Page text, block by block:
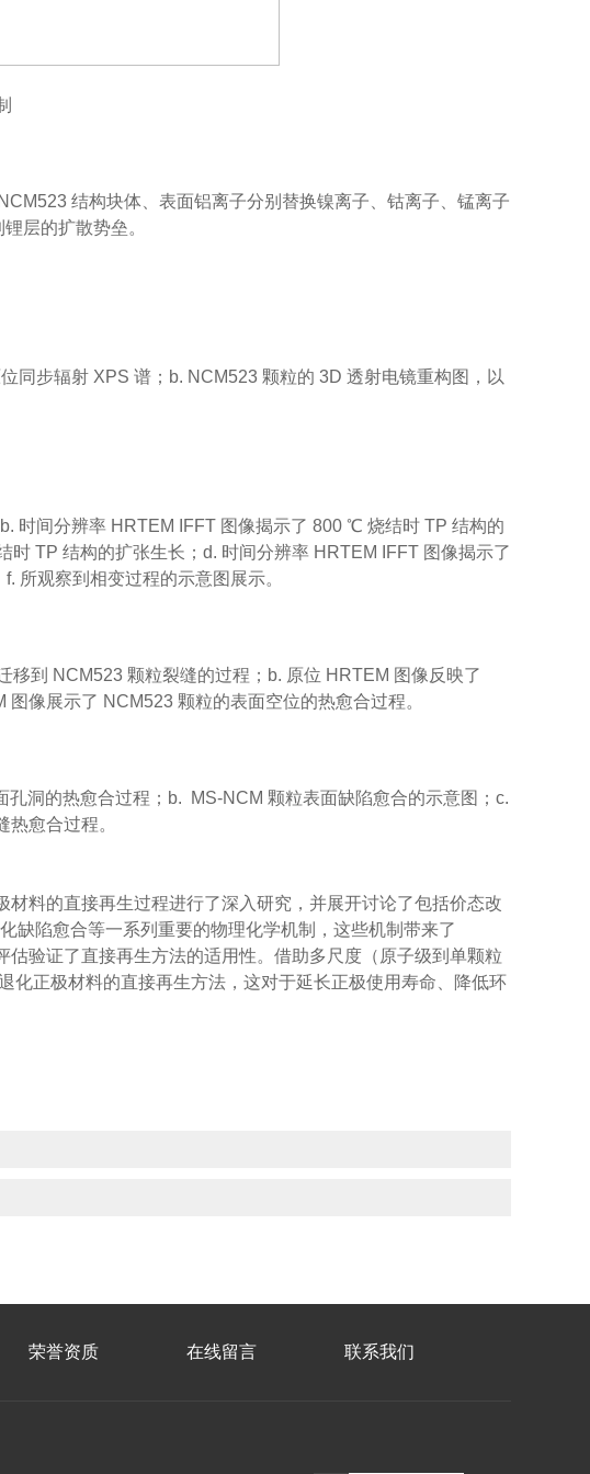
结构块体、表面铝离子分别替换镍离子、钴离子、锰离子
层的扩散势垒。
同步辐射 XPS 谱；b. NCM523 颗粒的 3D 透射电镜重构图，以
时间分辨率 HRTEM IFFT 图像揭示了 800 ℃ 烧结时 TP 结构的
TP 结构的扩张生长；d. 时间分辨率 HRTEM IFFT 图像揭示了
所观察到相变过程的示意图展示。
到 NCM523 颗粒裂缝的过程；b. 原位 HRTEM 图像反映了
像展示了 NCM523 颗粒的表面空位的热愈合过程。
洞的热愈合过程；b. MS-NCM 颗粒表面缺陷愈合的示意图；c.
愈合过程。
料的直接再生过程进行了深入研究，并展开讨论了包括价态改
缺陷愈合等一系列重要的物理化学机制，这些机制带来了
验证了直接再生方法的适用性。借助多尺度（原子级到单颗粒
化正极材料的直接再生方法，这对于延长正极使用寿命、降低环
荣誉资质 在线留言 联系我们